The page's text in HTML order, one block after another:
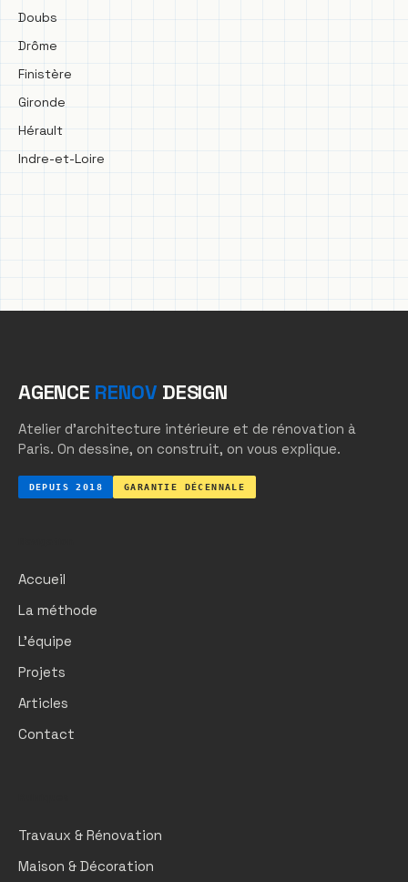
Doubs
Drôme
Finistère
Gironde
Hérault
Indre-et-Loire
AGENCE RENOV DESIGN
Atelier d'architecture intérieure et de rénovation à
Paris. On dessine, on construit, on vous explique.
DEPUIS 2018 GARANTIE DÉCENNALE
Accueil
La méthode
L'équipe
Projets
Articles
Contact
Travaux & Rénovation
Maison & Décoration